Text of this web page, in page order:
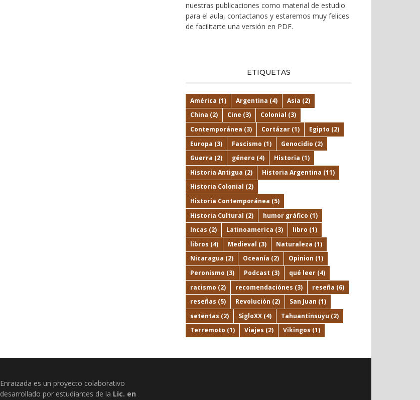
nuestras publicaciones como material de estudio
para el aula, contactanos y estaremos muy felices
de facilitarte una versión en PDF.
ETIQUETAS
América (1) Argentina (4) Asia (2)
China (2) Cine (3) Colonial (3)
Contemporánea (3) Cortázar (1) Egipto (2)
Europa (3) Fascismo (1) Genocidio (2)
Guerra (2) género (4) Historia (1)
Historia Antigua (2) Historia Argentina (11)
Historia Colonial (2)
Historia Contemporánea (5)
Historia Cultural (2) humor gráfico (1)
Incas (2) Latinoamerica (3) libro (1)
libros (4) Medieval (3) Naturaleza (1)
Nicaragua (2) Oceanía (2) Opinion (1)
Peronismo (3) Podcast (3) qué leer (4)
racismo (2) recomendaciónes (3) reseña (6)
reseñas (5) Revolución (2) San Juan (1)
setentas (2) SigloXX (4) Tahuantinsuyu (2)
Terremoto (1) Viajes (2) Vikingos (1)
Enraizada es un proyecto colaborativo
desarrollado por estudiantes de la Lic. en